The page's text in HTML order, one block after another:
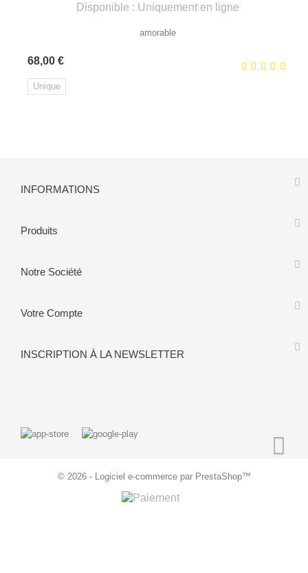
Disponible : Uniquement en ligne
amorable
68,00 €Prix
Unique
INFORMATIONS
Produits
Notre Société
Votre Compte
INSCRIPTION À LA NEWSLETTER
© 2026 - Logiciel e-commerce par PrestaShop™